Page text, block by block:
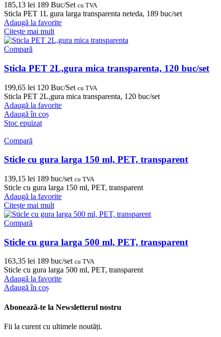
185,13 lei 189 Buc/Set cu TVA
Sticla PET 1L gura larga transparenta neteda, 189 buc/set
Adaugă la favorite
Citește mai mult
Compară
Sticla PET 2L,gura mica transparenta, 120 buc/set
199,65 lei 120 Buc/Set cu TVA
Sticla PET 2L,gura mica transparenta, 120 buc/set
Adaugă la favorite
Adaugă în coș
Stoc epuizat
Compară
Sticle cu gura larga 150 ml, PET, transparent
139,15 lei 189 buc/set cu TVA
Sticle cu gura larga 150 ml, PET, transparent
Adaugă la favorite
Citește mai mult
Compară
Sticle cu gura larga 500 ml, PET, transparent
163,35 lei 189 buc/set cu TVA
Sticle cu gura larga 500 ml, PET, transparent
Adaugă la favorite
Adaugă în coș
Abonează-te la Newsletterul nostru
Fii la curent cu ultimele noutăți.